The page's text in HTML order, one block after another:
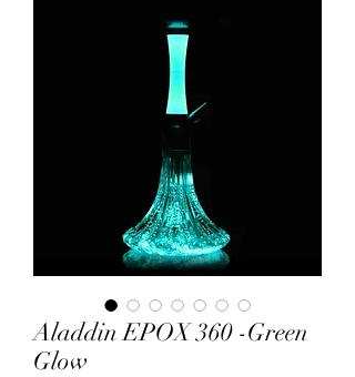
Aladdin EPOX 360 -Green
Glow